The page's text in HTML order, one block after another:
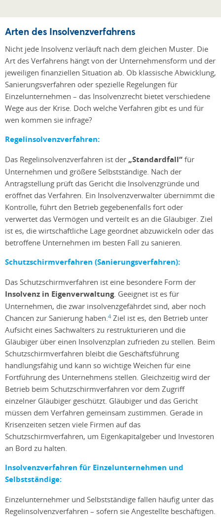
Arten des Insolvenzverfahrens
Nicht jede Insolvenz verläuft nach dem gleichen Muster. Die
Art des Verfahrens hängt von der Unternehmensform und der
jeweiligen finanziellen Situation ab. Ob klassische Abwicklung,
Sanierungsverfahren oder spezielle Regelungen für
Einzelunternehmen – das Insolvenzrecht bietet verschiedene
Wege aus der Krise. Doch welche Verfahren gibt es und für
wen kommen sie infrage?
Regelinsolvenzverfahren:
Das Regelinsolvenzverfahren ist der „Standardfall“ für
Unternehmen und größere Selbstständige. Nach der
Antragstellung prüft das Gericht die Insolvenzgründe und
eröffnet das Verfahren. Ein Insolvenzverwalter übernimmt die
Kontrolle, führt den Betrieb gegebenenfalls fort oder
verwertet das Vermögen und verteilt es an die Gläubiger. Ziel
ist es, die wirtschaftliche Lage geordnet abzuwickeln oder das
betroffene Unternehmen im besten Fall zu sanieren.
Schutzschirmverfahren (Sanierungsverfahren):
Das Schutzschirmverfahren ist eine besondere Form der
Insolvenz in Eigenverwaltung. Geeignet ist es für
Unternehmen, die zwar insolvenzgefährdet sind, aber noch
Chancen zur Sanierung haben.4 Ziel ist es, den Betrieb unter
Aufsicht eines Sachwalters zu restrukturieren und die
Gläubiger über einen Insolvenzplan zufrieden zu stellen. Beim
Schutzschirmverfahren bleibt die Geschäftsführung
handlungsfähig und kann so wichtige Weichen für eine
Fortführung des Unternehmens stellen. Gleichzeitig wird der
Betrieb beim Schutzschirmverfahren vor dem Zugriff
einzelner Gläubiger geschützt. Gläubiger und das Gericht
müssen dem Verfahren gemeinsam zustimmen. Gerade in
Krisenzeiten setzen viele Firmen auf das
Schutzschirmverfahren, um Eigenkapitalgeber und Investoren
an Bord zu halten.
Insolvenzverfahren für Einzelunternehmen und
Selbstständige:
Einzelunternehmer und Selbstständige fallen häufig unter das
Regelinsolvenzverfahren – sofern sie Angestellte beschäftigen.